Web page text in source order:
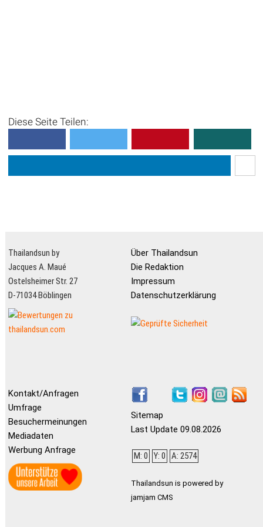
Diese Seite Teilen:
Thailandsun by
Jacques A. Maué
Ostelsheimer Str. 27
D-71034 Böblingen
Über Thailandsun
Die Redaktion
Impressum
Datenschutzerklärung
Kontakt/Anfragen
Umfrage
Besuchermeinungen
Mediadaten
Werbung Anfrage
Sitemap
Last Update 09.08.2026
M: 0 Y: 0 A: 2574
Thailandsun is powered by
jamjam CMS